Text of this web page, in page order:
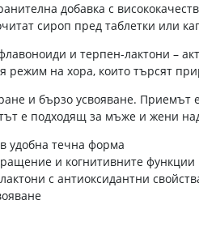
добавка с
сироп пред таблетки или
и терпен-лактони –
на хора, които търсят
и бързо усвояване.
е подходящ за мъже и жени
удобна течна форма
и когнитивните функции
с антиоксидантни